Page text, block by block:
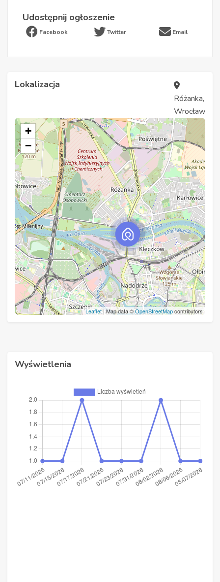
Udostępnij ogłoszenie
Facebook Twitter Email
Lokalizacja
Różanka,
Wrocław
+
−
Leaflet| Map data ©OpenStreetMapcontributors
Wyświetlenia